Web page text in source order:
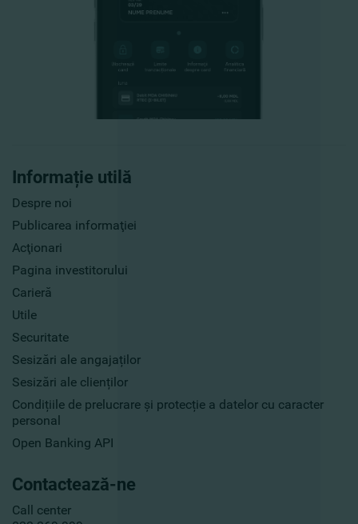
Informație utilă
Despre noi
Publicarea informaţiei
Acţionari
Pagina investitorului
Carieră
Utile
Securitate
Sesizări ale angajaților
Sesizări ale clienților
Condițiile de prelucrare și protecție a datelor cu caracter
personal
Open Banking API
Contactează-ne
Call center